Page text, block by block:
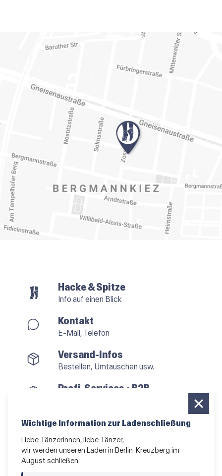
Hacke & Spitze
Info auf einen Blick
Kontakt
E-Mail, Telefon
Versand-Infos
Bestellen, Umtauschen usw.
Profi-Services • B2B
Newsletter bestellen
Das Kleingedruckte
Wichtige Information zur Ladenschließung
Liebe Tänzerinnen, liebe Tänzer,
wir werden unseren Laden in Berlin-Kreuzberg im
August schließen.